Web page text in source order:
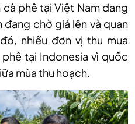
phê tại Việt Nam đang
chờ giá lên và quan
nhiều đơn vị thu mua
tại Indonesia vì quốc
mùa thu hoạch.